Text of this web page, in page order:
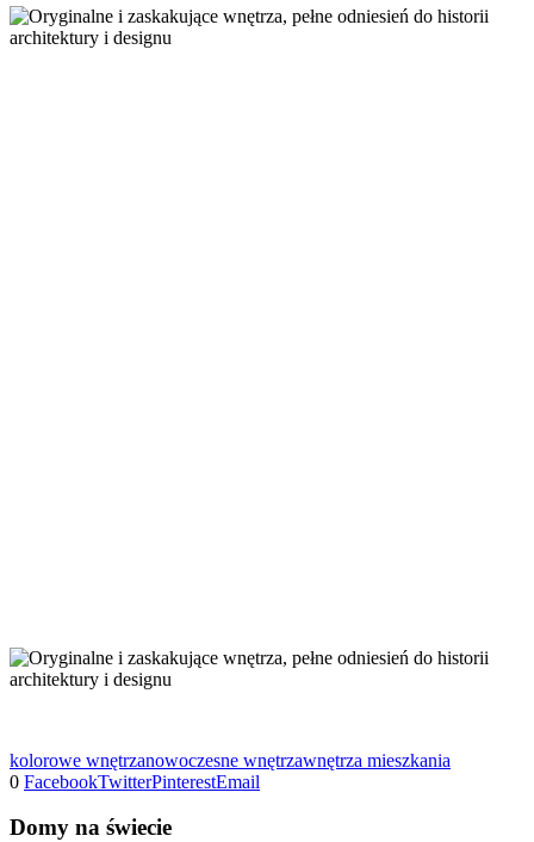
kolorowe wnętrzanowoczesne wnętrzawnętrza mieszkania
0 FacebookTwitterPinterestEmail
Domy na świecie